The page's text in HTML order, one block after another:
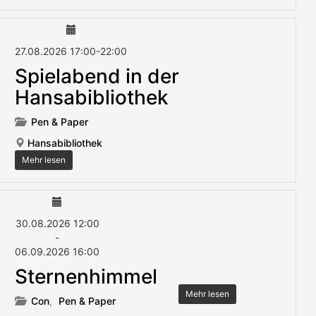
27.08.2026 17:00-22:00
Spielabend in der
Hansabibliothek
Pen & Paper
Hansabibliothek
Mehr lesen
30.08.2026 12:00
-
06.09.2026 16:00
Sternenhimmel
Con, Pen & Paper
Mehr lesen